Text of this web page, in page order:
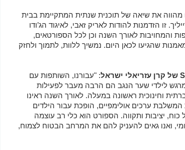
מהווה את שיאה של תוכנית שנתית המתקיימת בבית
זו הזדמנות להודות לאריק זאבי, לאיגוד הג’ודו
והמחויבות לאורך השנה וכן לכל הספורטאים,
שהגיעו לכאן היום. נמשיך ללוות, לתמוך ולחזק
: "עבורנו, השותפות עם
לילדי שער הנגב הם הרבה מעבר לפעילות
וחינוכית ראשונה במעלה. לאורך השנה ראינו
המשלבת ערכים אולימפיים, הופכת עבור הילדים
יציבות ותקווה. הספורט הוא כלי רב עוצמה
ואנו גאים להעניק להם את המרחב הבטוח לצמוח,